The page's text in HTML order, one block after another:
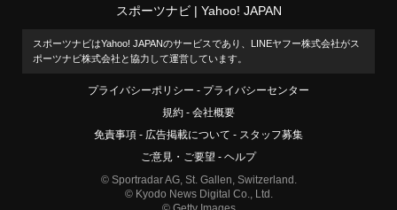
スポーツナビ Yahoo! JAPAN
スポーツナビはYahoo! JAPANのサービスであり、LINEヤフー株式会社がス
ポーツナビ株式会社と協力して運営しています。
プライバシーポリシー
プライバシーセンター
規約
会社概要
免責事項
広告掲載について
スタッフ募集
ご意見・ご要望
ヘルプ
© Sportradar AG, St. Gallen, Switzerland.
© Kyodo News Digital Co., Ltd.